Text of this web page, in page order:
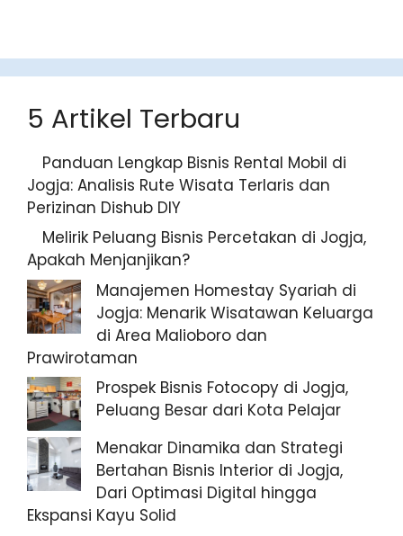
5 Artikel Terbaru
Panduan Lengkap Bisnis Rental
Mobil di Jogja: Analisis Rute Wisata
Terlaris dan Perizinan Dishub DIY
Melirik Peluang Bisnis Percetakan di
Jogja, Apakah Menjanjikan?
Manajemen Homestay Syariah di
Jogja: Menarik Wisatawan Keluarga
di Area Malioboro dan
Prawirotaman
Prospek Bisnis Fotocopy di Jogja,
Peluang Besar dari Kota Pelajar
Menakar Dinamika dan Strategi
Bertahan Bisnis Interior di Jogja,
Dari Optimasi Digital hingga
Ekspansi Kayu Solid